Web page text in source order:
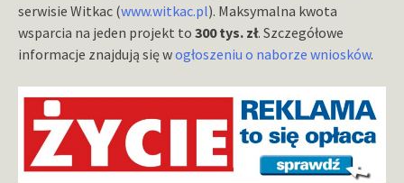
serwisie Witkac (www.witkac.pl). Maksymalna kwota
wsparcia na jeden projekt to 300 tys. zł. Szczegółowe
informacje znajdują się wogłoszeniu o naborze wniosków.